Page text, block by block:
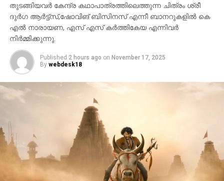
തുടങ്ങിയവർ കേന്ദ്ര കഥാപാത്രത്തിലെത്തുന്ന ചിത്രം ശ്രീ
ദുർഗ ആർട്ട്സ്,ഷോവിങ് ബിസിനസ് എന്നീ ബാനറുകളിൽ കെ
എൽ നാരായണ, എസ് എസ് കർത്തികേയ എന്നിവർ
നിർമ്മിക്കുന്നു.
Published 2 hours ago on November 17, 2025
By webdesk18